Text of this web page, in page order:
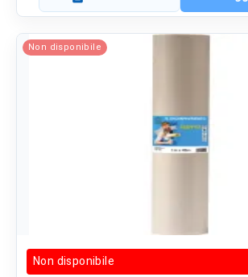
Non disponibile
Non disponibile